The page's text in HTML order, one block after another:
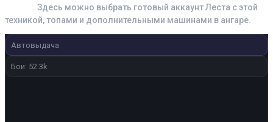
. Здесь можно выбрать готовый аккаунт Леста с этой
техникой, топами и дополнительными машинами в ангаре.
Автовыдача
Бои: 52.3k